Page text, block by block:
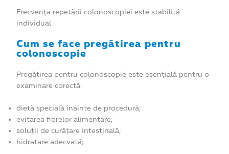
Frecvența repetării colonoscopiei este stabilită
individual.
Cum se face pregătirea pentru
colonoscopie
Pregătirea pentru colonoscopie este esențială pentru o
examinare corectă:
dietă specială înainte de procedură;
evitarea fibrelor alimentare;
soluții de curățare intestinală;
hidratare adecvată;